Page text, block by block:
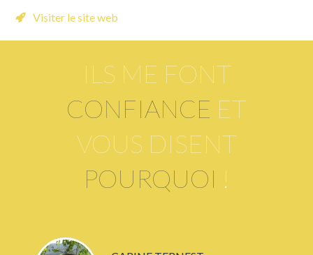
Visiter le site web
ILS ME FONT
CONFIANCE ET
VOUS DISENT
POURQUOI !